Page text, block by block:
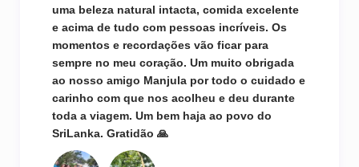
uma beleza natural intacta, comida excelente
e acima de tudo com pessoas incríveis. Os
momentos e recordações vão ficar para
sempre no meu coração. Um muito obrigada
ao nosso amigo Manjula por todo o cuidado e
carinho com que nos acolheu e deu durante
toda a viagem. Um bem haja ao povo do
SriLanka. Gratidão 🙏